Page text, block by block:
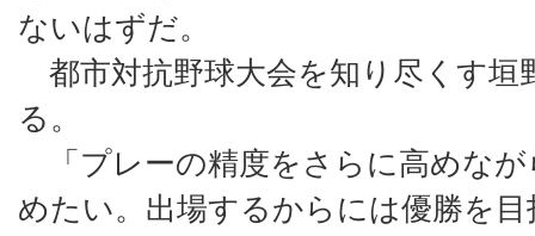
ないはずだ。
都市対抗野球大会を知り尽くす垣
る。
「プレーの精度をさらに高めなが
めたい。出場するからには優勝を